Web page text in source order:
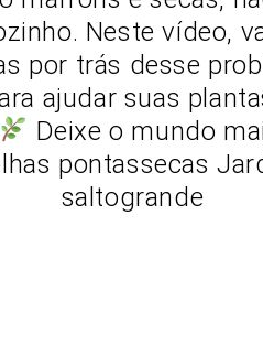
Neste vídeo,
por trás desse
ajudar suas
Deixe o mundo
pontassecas
saltogrande